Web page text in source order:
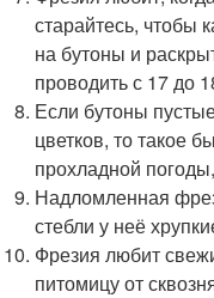
старайтесь, чтобы
на бутоны и
проводить с 17 до
Если бутоны
цветков, то такое
прохладной
Надломленная
стебли у неё
Фрезия любит
питомицу от